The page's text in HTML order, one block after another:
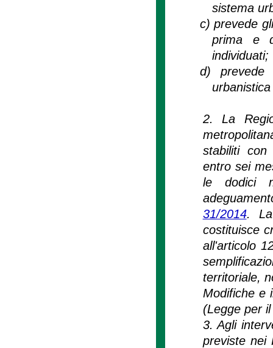
sistema
c)prevede
prima e
individuati;
d)
2. La
stabiliti con
entro sei
le dodici
31/2014. La
costituisce
all'articolo
territoriale,
Modifiche e
(Legge per
3. Agli
previste nei